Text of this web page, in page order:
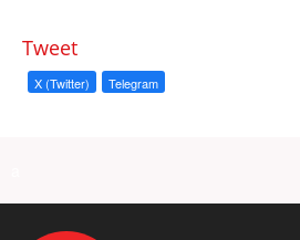
Tweet
X (Twitter) Telegram